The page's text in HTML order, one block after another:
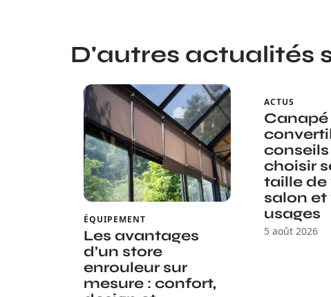
D'autres actualités
ÉQUIPEMENT
Les avantages
d’un store
enrouleur sur
mesure : confort,
ACTUS
Canapé
choisir
taille de
salon et
usages
5 août 2026